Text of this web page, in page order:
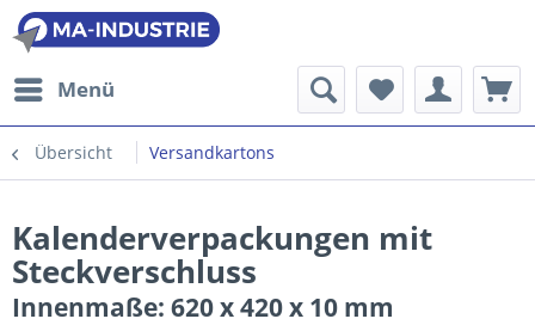
Menü
Übersicht Versandkartons
Kalenderverpackungen mit
Steckverschluss
Innenmaße: 620 x 420 x 10 mm